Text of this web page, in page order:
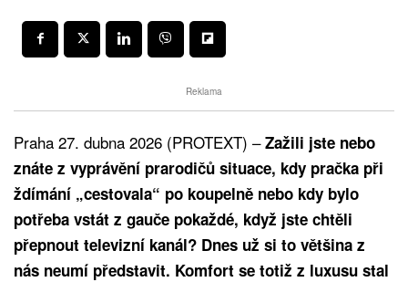
Reklama
Praha 27. dubna 2026 (PROTEXT) –Zažili jste nebo
znáte z vyprávění prarodičů situace, kdy pračka při
ždímání „cestovala“ po koupelně nebo kdy bylo
potřeba vstát z gauče pokaždé, když jste chtěli
přepnout televizní kanál? Dnes už si to většina z
nás neumí představit. Komfort se totiž z luxusu stal